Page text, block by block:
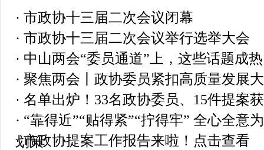
· 市政协十三届二次会议闭幕
· 市政协十三届二次会议举行选举大会
· 中山两会“委员通道”上，这些话题成
· 聚焦两会丨政协委员紧扣高质量发展
· 名单出炉！33名政协委员、15件提案
· “靠得近”“贴得紧”“拧得牢” 全心全意
划策
· 市政协提案工作报告来啦！点击查看